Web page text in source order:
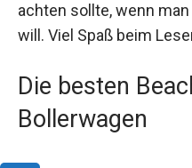
achten sollte, wenn
will. Viel Spaß beim
Die besten
Bollerwagen